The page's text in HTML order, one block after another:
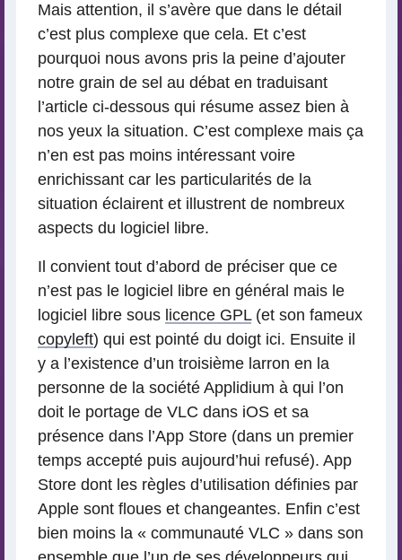
Mais attention, il s’avère que dans le détail
c’est plus complexe que cela. Et c’est
pourquoi nous avons pris la peine d’ajouter
notre grain de sel au débat en traduisant
l’article ci-dessous qui résume assez bien à
nos yeux la situation. C’est complexe mais ça
n’en est pas moins intéressant voire
enrichissant car les particularités de la
situation éclairent et illustrent de nombreux
aspects du logiciel libre.
Il convient tout d’abord de préciser que ce
n’est pas le logiciel libre en général mais le
logiciel libre sous licence GPL(et son fameux
copyleft) qui est pointé du doigt ici. Ensuite il
y a l’existence d’un troisième larron en la
personne de la société Applidium à qui l’on
doit le portage de VLC dans iOS et sa
présence dans l’App Store (dans un premier
temps accepté puis aujourd’hui refusé). App
Store dont les règles d’utilisation définies par
Apple sont floues et changeantes. Enfin c’est
bien moins la « communauté VLC » dans son